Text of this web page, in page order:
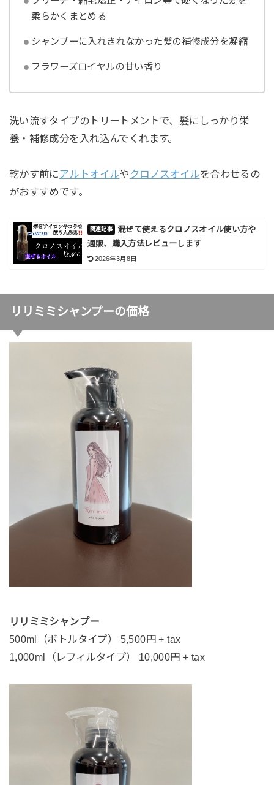
柔らかくまとめる
シャンプーに入れきれなかった髪の補修成分を凝縮
フラワーズロイヤルの甘い香り
洗い流すタイプのトリートメントで、髪にしっかり栄
養・補修成分を入れ込んでくれます。
乾かす前にアルトオイルや クロノスオイルを合わせるの
がおすすめです。
混ぜて使えるクロノスオイル使い方や
通販、購入方法レビューします
2026年3月8日
リリミミシャンプーの価格
リリミミシャンプー
500ml（ボトルタイプ） 5,500円 + tax
1,000ml（レフィルタイプ） 10,000円 + tax